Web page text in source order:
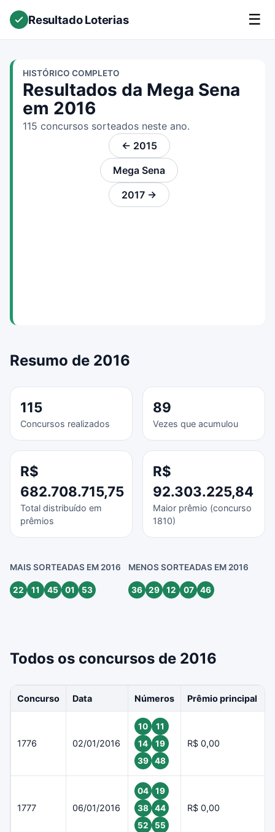
Resultado Loterias ☰
HISTÓRICO COMPLETO
Resultados da Mega Sena
em 2016
115 concursos sorteados neste ano.
← 2015
Mega Sena
2017 →
Resumo de 2016
115
Concursos realizados
89
Vezes que acumulou
R$
682.708.715,75
Total distribuído em
prêmios
R$
92.303.225,84
Maior prêmio (concurso
1810)
MAIS SORTEADAS EM 2016
22 11 45 01 53
MENOS SORTEADAS EM 2016
36 29 12 07 46
Todos os concursos de 2016
Concurso Data Números Prêmio principal
1776 02/01/2016
10
11
14
19
39
48
R$ 0,00
1777 06/01/2016
04
19
38
44
52
55
R$ 0,00